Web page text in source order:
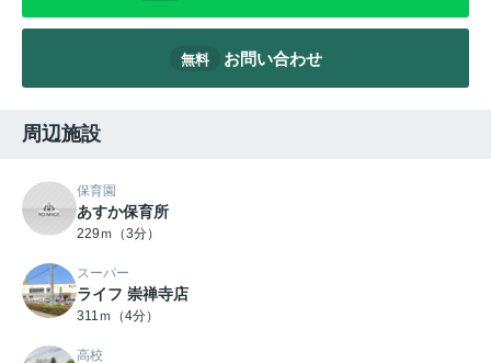
無料 お問い合わせ
周辺施設
保育園
あすか保育所
229ｍ（3分）
スーパー
ライフ 崇禅寺店
311ｍ（4分）
高校